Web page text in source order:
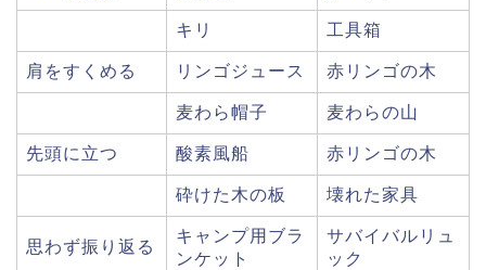
キリ 工具箱
肩をすくめる リンゴジュース 赤リンゴの木
麦わら帽子 麦わらの山
先頭に立つ 酸素風船 赤リンゴの木
砕けた木の板 壊れた家具
思わず振り返る
キャンプ用ブラ
ンケット
サバイバルリュ
ック